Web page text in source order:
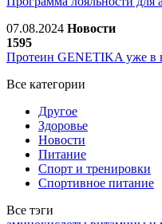
07.08.2024 Новости
1595
Протеин GENETIKA уже в
Все категории
Другое
Здоровье
Новости
Питание
Спорт и тренировки
Спортивное питание
Все тэги